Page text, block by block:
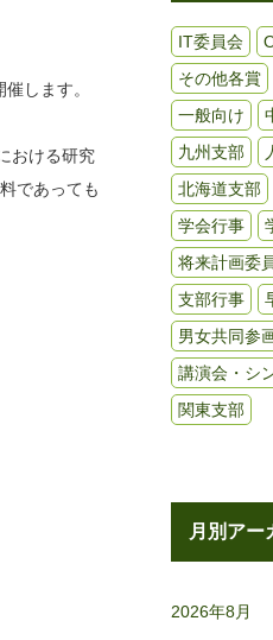
します。
おける研究
であっても
IT委員会
その他各賞
一般向け
九州支部
北海道支部
学会行事
将来計画委
支部行事
男女共同参
講演会・シ
関東支部
月別アー
2026年8月